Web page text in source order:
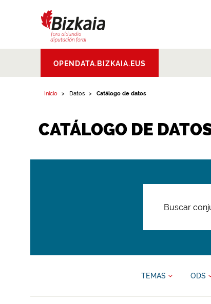
Aldundia.Diputacion
Foral de Bizkaia
OPENDATA.BIZKAIA.EUS
Inicio Datos Catálogo de datos
CATÁLOGO DE
TEMAS ODS